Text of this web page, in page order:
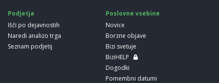
Podjetja
Išči po dejavnostih
Naredi analizo trga
Seznam podjetij
Poslovne vsebine
Novice
Borzne objave
Bizi svetuje
BiziHELP
Dogodki
Pomembni datumi